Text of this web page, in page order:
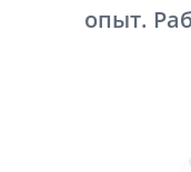
опыт.